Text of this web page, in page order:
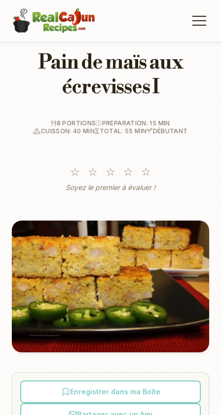
Pain de maïs aux
écrevisses I
8 PORTIONS
PRÉPARATION: 15 MIN
CUISSON: 40 MIN
TOTAL: 55 MIN DÉBUTANT
☆ ☆ ☆ ☆ ☆
Soyez le premier à évaluer !
Enregistrer dans ma Boîte